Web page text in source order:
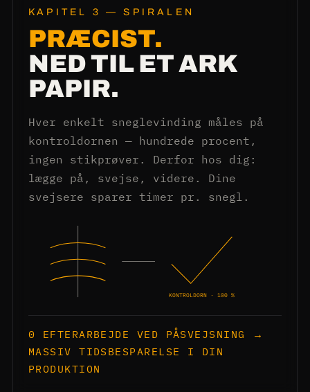
KAPITEL 3 — SPIRALEN
PRÆCIST.
NED TIL ET ARK
PAPIR.
Hver enkelt sneglevinding måles på
kontroldornen — hundrede procent,
ingen stikprøver. Derfor hos dig:
lægge på, svejse, videre. Dine
svejsere sparer timer pr. snegl.
KONTROLDORN · 100 %
0 EFTERARBEJDE VED PÅSVEJSNING →
MASSIV TIDSBESPARELSE I DIN
PRODUKTION